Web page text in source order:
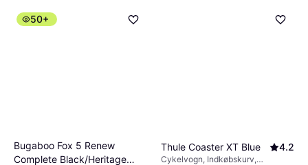
50+
Bugaboo Fox 5 Renew
Complete Black/Heritage
Thule Coaster XT Blue 4.2
Cykelvogn, Indkøbskurv,